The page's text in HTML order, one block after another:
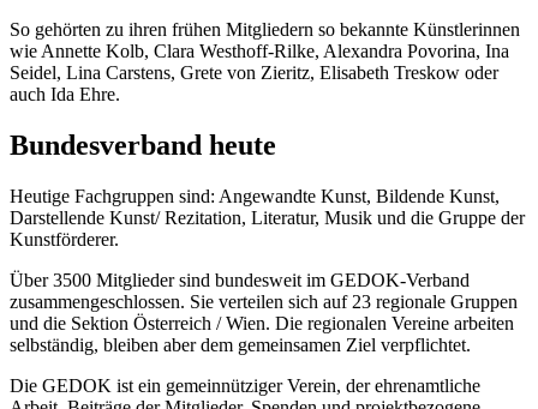
So gehörten zu ihren frühen Mitgliedern so bekannte Künstlerinnen
wie Annette Kolb, Clara Westhoff-Rilke, Alexandra Povorina, Ina
Seidel, Lina Carstens, Grete von Zieritz, Elisabeth Treskow oder
auch Ida Ehre.
Bundesverband heute
Heutige Fachgruppen sind: Angewandte Kunst, Bildende Kunst,
Darstellende Kunst/ Rezitation, Literatur, Musik und die Gruppe der
Kunstförderer.
Über 3500 Mitglieder sind bundesweit im GEDOK-Verband
zusammengeschlossen. Sie verteilen sich auf 23 regionale Gruppen
und die Sektion Österreich / Wien. Die regionalen Vereine arbeiten
selbständig, bleiben aber dem gemeinsamen Ziel verpflichtet.
Die GEDOK ist ein gemeinnütziger Verein, der ehrenamtliche